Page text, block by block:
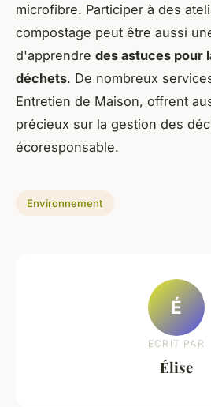
microfibre. Participer à des
compostage peut être aussi
d'apprendre des astuces pour
déchets. De nombreux
Entretien de Maison, offrent
précieux sur la gestion des
écoresponsable.
Environnement
É
ECRIT PAR
Élise